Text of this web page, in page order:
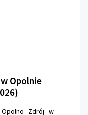
Opolnie
Opolno Zdrój w